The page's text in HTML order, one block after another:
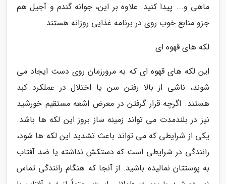
ماهی و... پیدا کنید. علاوه بر این، جوانه گندم و آجیل هم
جزو منابع خوب روی در برنامه غذایی روزانه هستند.
لکه های قهوه ای
این لکه های قهوه ای که به مرورزمان روی دست ایجاد می
شوند، ناشی از بالا رفتن سن یا اختلال در عملکرد کبد
هستند. اگرچه قرار گرفتن در معرض اشعه مستقیم خورشید
نیز در بلندمدت می تواند زمینه ساز بروز این لکه ها باشد.
یکی از شرایطی که می تواند باعث تشدید این لکه ها شود،
رانندگی در شرایطی است که دستکش نداشته یا ضد آفتاب
به پوستتان نمالیده باشید. از آنجا که هنگام رانندگی تماس